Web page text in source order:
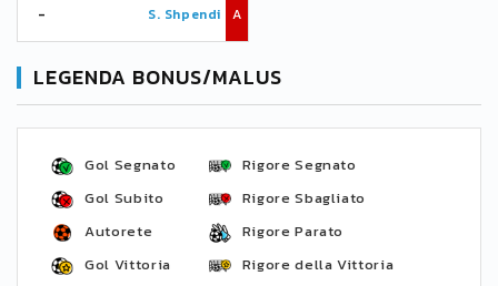
- S. Shpendi A
LEGENDA BONUS/MALUS
Gol Segnato
Gol Subito
Autorete
Gol Vittoria
Rigore Segnato
Rigore Sbagliato
Rigore Parato
Rigore della Vittoria